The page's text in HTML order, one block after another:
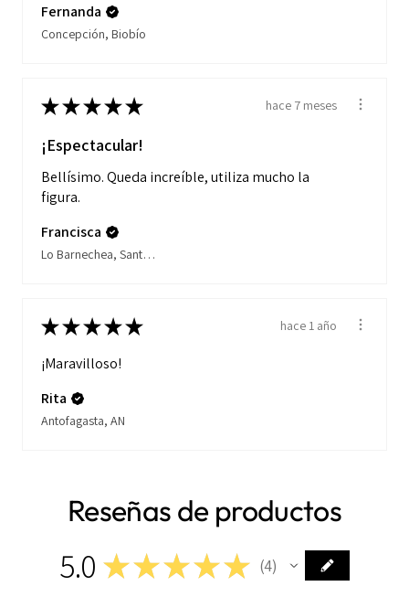
Fernanda
Concepción, Biobío
★★★★★ hace 7 meses
¡Espectacular!
Bellísimo. Queda increíble, utiliza mucho la
figura.
Francisca
Lo Barnechea, Santiago
★★★★★ hace 1 año
¡Maravilloso!
Rita
Antofagasta, AN
Reseñas de productos
5.0 ★★★★★ 4
4